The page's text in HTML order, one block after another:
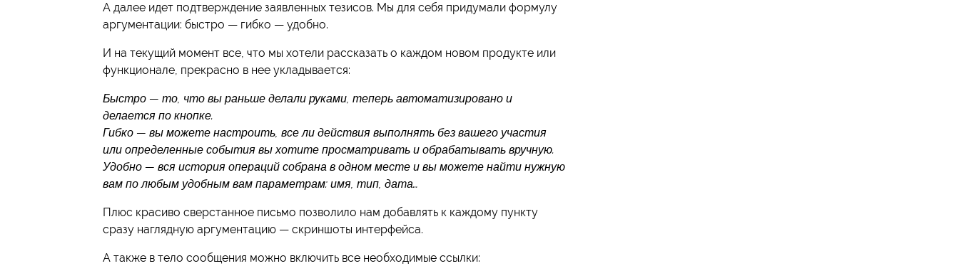
А далее идет подтверждение заявленных тезисов. Мы для себя придумали формулу
аргументации: быстро — гибко — удобно.
И на текущий момент все, что мы хотели рассказать о каждом новом продукте или
функционале, прекрасно в нее укладывается:
Быстро — то, что вы раньше делали руками, теперь автоматизировано и
делается по кнопке.
Гибко — вы можете настроить, все ли действия выполнять без вашего участия
или определенные события вы хотите просматривать и обрабатывать вручную.
Удобно — вся история операций собрана в одном месте и вы можете найти нужную
вам по любым удобным вам параметрам: имя, тип, дата…
Плюс красиво сверстанное письмо позволило нам добавлять к каждому пункту
сразу наглядную аргументацию — скриншоты интерфейса.
А также в тело сообщения можно включить все необходимые ссылки: